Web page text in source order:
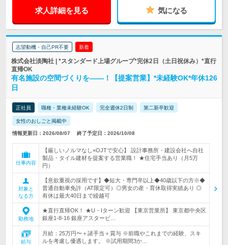
求人詳細を見る 気になる
志望動機・自己PR不要 新着
株式会社淡陶社 | *スタンダード上場グループ*完休2日（土日祝休み）*直行
直帰OK
有名施設の空間づくりを――！【提案営業】*未経験OK*年休126
日
正社員 職種・業種未経験OK 完全週休2日制 第二新卒歓迎
女性のおしごと掲載中
情報更新日：2026/08/07 終了予定日：2026/10/08
仕事内容
【厳しいノルマなし×OJTで安心】 設計事務所・建設会社へ自社
製品・タイル建材を提案する営業職！ ★住宅手当あり（月5万
円）
対象と
なる方
【意欲重視の採用です】◆短大・専門卒以上◆40歳以下の方※◆
普通自動車免許（AT限定可）◎男女の産・育休取得実績あり ◎
有休は最大40日まで繰越可
勤務地
★直行直帰OK！ ★U・Iターン歓迎 【東京営業所】 東京都中央区
銀座1-8-16 銀座アスタービ…
給与
月給：25万円〜＋諸手当＋賞与 ※前職やこれまでの経験、スキ
ルを考慮し優遇します。 ※試用期間3か…